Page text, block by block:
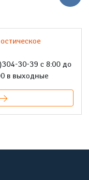
30-39 с 8:00 до
в выходные